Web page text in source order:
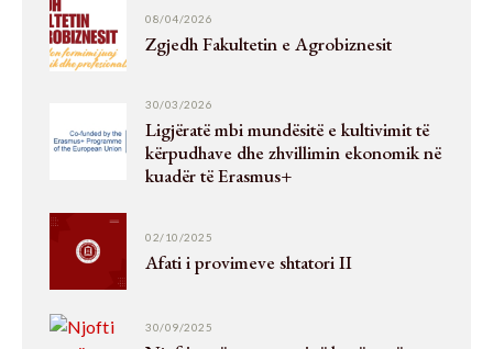
08/04/2026
Zgjedh Fakultetin e Agrobiznesit
30/03/2026
Ligjëratë mbi mundësitë e kultivimit të
kërpudhave dhe zhvillimin ekonomik në
kuadër të Erasmus+
02/10/2025
Afati i provimeve shtatori II
30/09/2025